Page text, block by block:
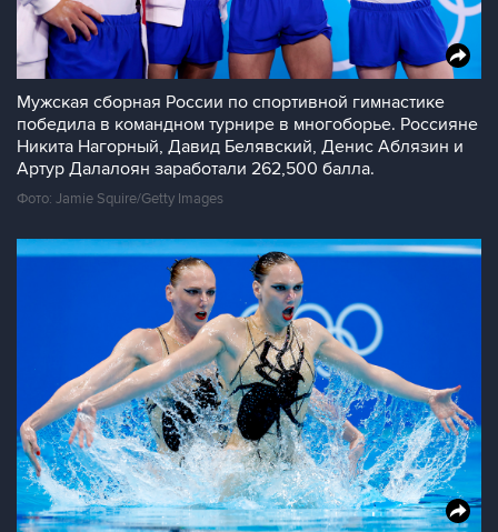
Мужская сборная России по спортивной гимнастике
победила в командном турнире в многоборье. Россияне
Никита Нагорный, Давид Белявский, Денис Аблязин и
Артур Далалоян заработали 262,500 балла.
Фото: Jamie Squire/Getty Images